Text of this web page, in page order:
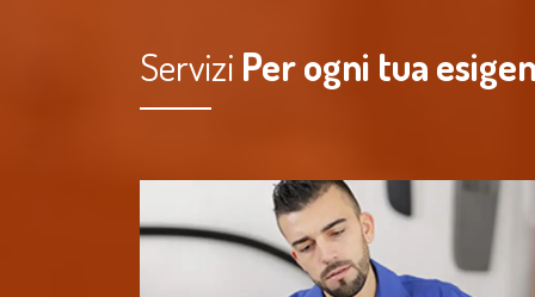
Servizi Per ogni tua